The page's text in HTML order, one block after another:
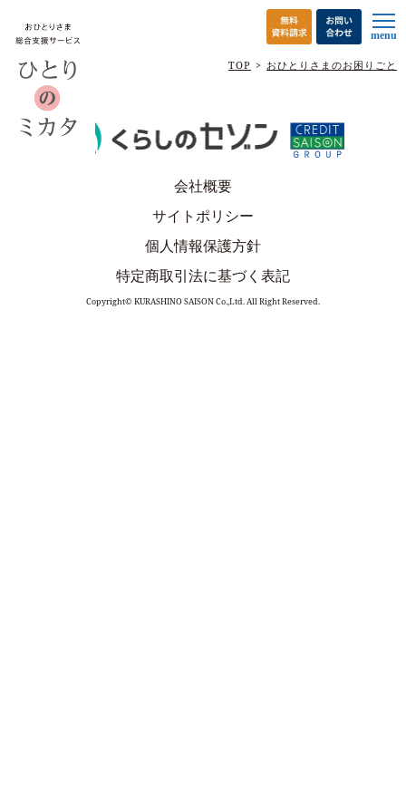
TOP おひとりさまのお困りごと
menu
会社概要
サイトポリシー
個人情報保護方針
特定商取引法に基づく表記
Copyright© KURASHINO SAISON Co.,Ltd. All Right Reserved.